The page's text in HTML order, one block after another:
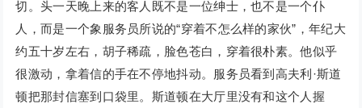
切。头一天晚上来的客人既不是一位绅士，也不是一个仆
人，而是一个象服务员所说的“穿着不怎么样的家伙”，年纪大
约五十岁左右，胡子稀疏，脸色苍白，穿着很朴素。他似乎
很激动，拿着信的手在不停地抖动。服务员看到高夫利·斯道
顿把那封信塞到口袋里。斯道顿在大厅里没有和这个人握